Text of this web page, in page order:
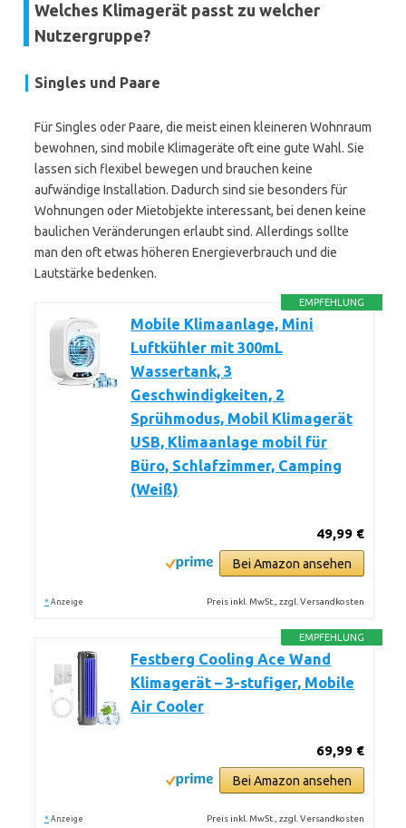
Welches Klimagerät passt zu welcher
Nutzergruppe?
Singles und Paare
Für Singles oder Paare, die meist einen kleineren Wohnraum
bewohnen, sind mobile Klimageräte oft eine gute Wahl. Sie
lassen sich flexibel bewegen und brauchen keine
aufwändige Installation. Dadurch sind sie besonders für
Wohnungen oder Mietobjekte interessant, bei denen keine
baulichen Veränderungen erlaubt sind. Allerdings sollte
man den oft etwas höheren Energieverbrauch und die
Lautstärke bedenken.
EMPFEHLUNG
Mobile Klimaanlage, Mini
Luftkühler mit 300mL
Wassertank, 3
Geschwindigkeiten, 2
Sprühmodus, Mobil Klimagerät
USB, Klimaanlage mobil für
Büro, Schlafzimmer, Camping
(Weiß)
49,99 €
Bei Amazon ansehen
* Anzeige Preis inkl. MwSt., zzgl. Versandkosten
EMPFEHLUNG
Festberg Cooling Ace Wand
Klimagerät – 3-stufiger, Mobile
Air Cooler
69,99 €
Bei Amazon ansehen
* Anzeige Preis inkl. MwSt., zzgl. Versandkosten